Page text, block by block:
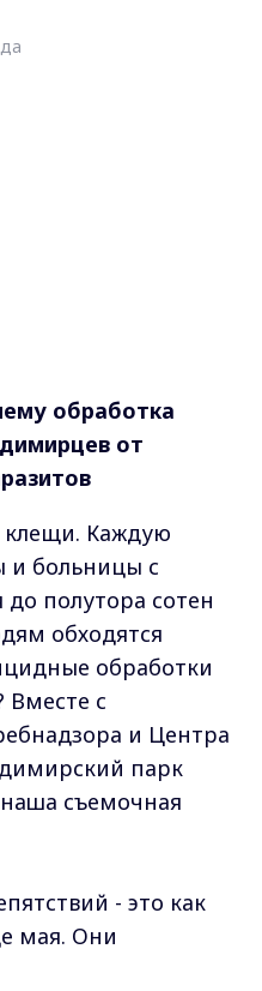
обработка
от
Каждую
и больницы с
полутора сотен
обходятся
обработки
Вместе с
и Центра
парк
съемочная
- это как
мая. Они